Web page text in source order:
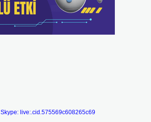
Skype: live:.cid.575569c608265c69